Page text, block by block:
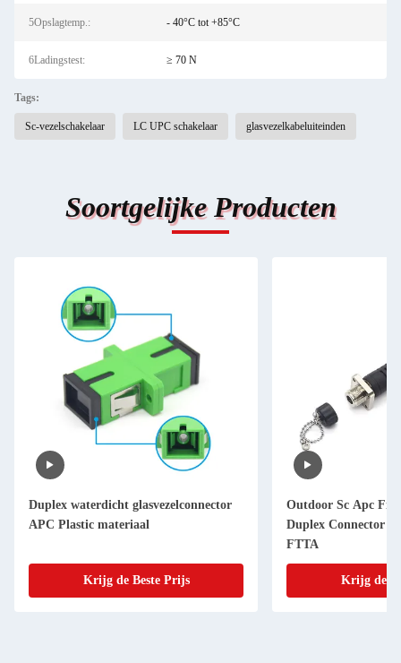
5Opslagtemp.: - 40°C tot +85°C
6Ladingstest: ≥ 70 N
Tags:
Sc-vezelschakelaar LC UPC schakelaar glasvezelkabeluiteinden
Soortgelijke Producten
Duplex waterdicht glasvezelconnector
APC Plastic materiaal
Krijg de Beste Prijs
Outdoor Sc Apc
Duplex Connector 2
FTTA
Krijg de